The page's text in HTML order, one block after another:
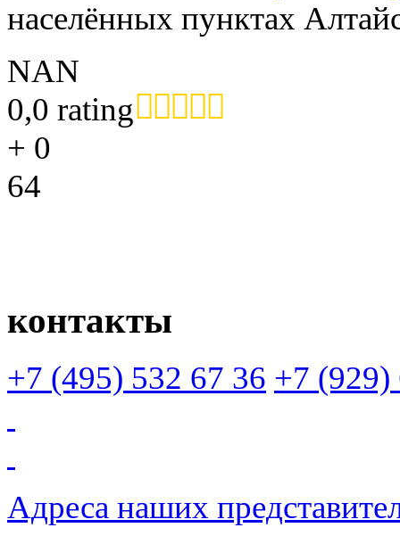
населённых пунктах
NAN
0,0 rating
+ 0
64
контакты
+7 (495) 532 67 36 +7 (929)
Адреса наших